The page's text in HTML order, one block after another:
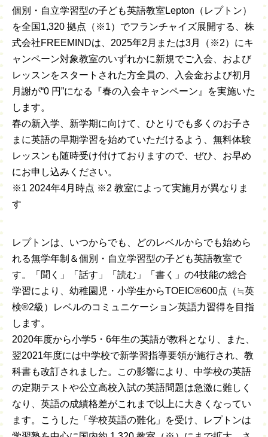
個別・自立学習型の子ども英語教室Lepton（レプトン）
を全国1,320 拠点（※1）でフランチャイズ展開する、株
式会社FREEMINDは、2025年2月または3月（※2）にキ
ャンペーン対象教室のいずれかに新規でご入会、および
レッスンをスタートされた方全員の、入会金および初月
月謝が“0 円”になる『春の入会キャンペーン』を実施いた
し ます。
春の新入学、新学期に向けて、ひとりでも多くのお子さ
まに英語の早期学習を始めていただけるよう、無料体験
レッスンも随時受け付けておりますので、ぜひ、お早め
にお申し込みください。
※1 2024年4月時点 ※2 教室によって実施月が異なりま
す
レプトンは、いつからでも、どのレベルからでも始めら
れる無学年制＆個別・自立学習型の子ども英語教室で
す。「聞く」「話す」「読む」「書く」の4技能の総合
学習により、幼稚園児・小学生からTOEIC®600点（≒英
検®2級）レベルのコミュニケーション英語力習得を目指
します。
2020年度から小学5・6年生の英語が教科となり、また、
翌2021年度には中学校で新学習指導要領が施行され、教
科書も改訂されました。この影響により、中学校の英語
の定期テストや公立高校入試の英語問題は急激に難しく
なり、英語の成績格差がこれまで以上に大きくなってい
ます。こうした「学校英語の難化」を受け、レプトンは